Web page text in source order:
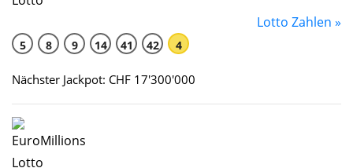
Lotto Zahlen »
5 8 9 14 41 42 4
Nächster Jackpot: CHF 17'300'000